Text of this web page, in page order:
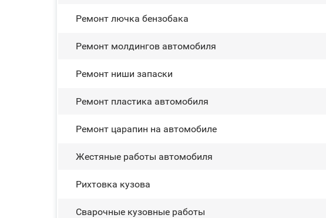
Ремонт лючка бензобака
Ремонт молдингов автомобиля
Ремонт ниши запаски
Ремонт пластика автомобиля
Ремонт царапин на автомобиле
Жестяные работы автомобиля
Рихтовка кузова
Сварочные кузовные работы